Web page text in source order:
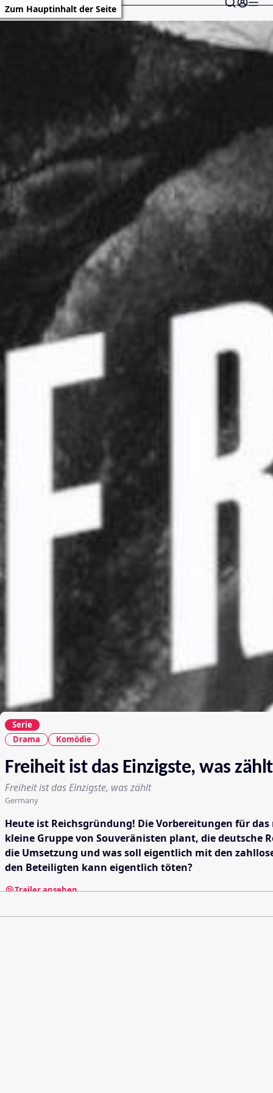
Zum Hauptinhalt der Seite
Serie
Drama
Komödie
Freiheit ist das Einzigste, was zählt
Freiheit ist das Einzigste, was zählt
Germany
Heute ist Reichsgründung! Die Vorbereitungen für
kleine Gruppe von Souveränisten plant, die deutsche
die Umsetzung und was soll eigentlich mit den
den Beteiligten kann eigentlich töten?
Trailer ansehen